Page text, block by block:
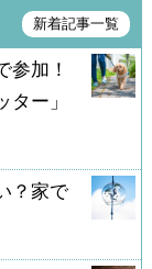
新着記事一覧
参加！
ー」
？家で